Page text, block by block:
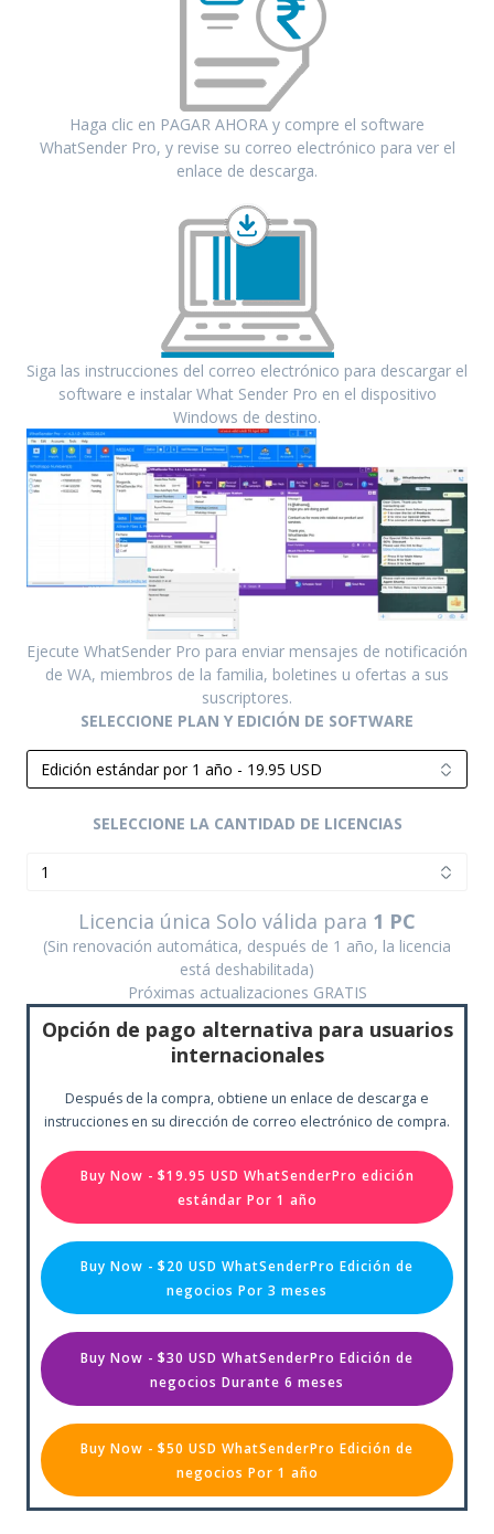
Haga clic en PAGAR AHORA y compre el software
WhatSender Pro, y revise su correo electrónico para ver el
enlace de descarga.
Siga las instrucciones del correo electrónico para descargar el
software e instalar What Sender Pro en el dispositivo
Windows de destino.
Ejecute WhatSender Pro para enviar mensajes de notificación
de WA, miembros de la familia, boletines u ofertas a sus
suscriptores.
SELECCIONE PLAN Y EDICIÓN DE SOFTWARE
SELECCIONE LA CANTIDAD DE LICENCIAS
Licencia única Solo válida para 1 PC
(Sin renovación automática, después de 1 año, la licencia
está deshabilitada)
Próximas actualizaciones GRATIS
Opción de pago alternativa para usuarios
internacionales
Después de la compra, obtiene un enlace de descarga e
instrucciones en su dirección de correo electrónico de compra.
Buy Now - $19.95 USD WhatSenderPro edición
estándar Por 1 año
Buy Now - $20 USD WhatSenderPro Edición de
negocios Por 3 meses
Buy Now - $30 USD WhatSenderPro Edición de
negocios Durante 6 meses
Buy Now - $50 USD WhatSenderPro Edición de
negocios Por 1 año